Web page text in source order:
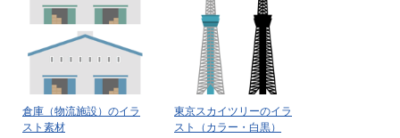
倉庫（物流施設）のイラ
スト素材
東京スカイツリーのイラ
スト（カラー・白黒）